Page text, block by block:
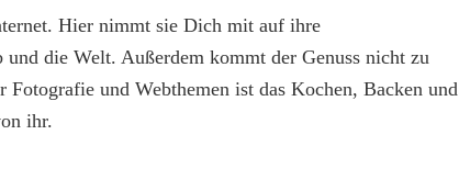
Hier nimmt sie Dich mit auf ihre
und die Welt. Außerdem kommt der Genuss nicht zu
Fotografie und Webthemen ist das Kochen, Backen und
ihr.